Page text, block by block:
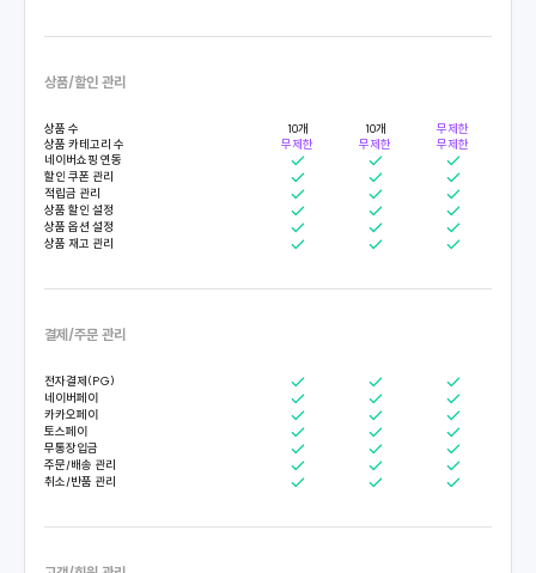
상품/할인 관리
상품 수 10개 10개
무제한
상품 카테고리 수
무제한 무제한
무제한
네이버쇼핑 연동
할인 쿠폰 관리
적립금 관리
상품 할인 설정
상품 옵션 설정
상품 재고 관리
결제/주문 관리
전자결제(PG)
네이버페이
카카오페이
토스페이
무통장입금
주문/배송 관리
취소/반품 관리